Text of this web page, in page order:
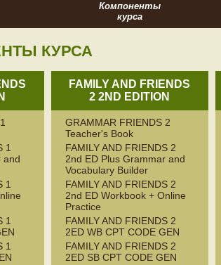
Компоненты
курса
КУРСА
1
and
1
1
1
FAMILY AND FRIENDS
2 2ND EDITION
GRAMMAR FRIENDS 2
Teacher's Book
FAMILY AND FRIENDS 2
2nd ED Plus Grammar and
Vocabulary Builder
FAMILY AND FRIENDS 2
2nd ED Workbook + Online
Practice
FAMILY AND FRIENDS 2
2ED WB CPT CODE GEN
FAMILY AND FRIENDS 2
2ED SB CPT CODE GEN